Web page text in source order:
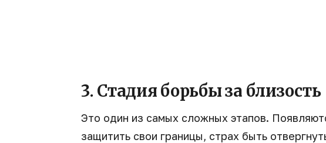
3. Стадия борьбы за близость
Это один из самых сложных этапов.
защитить свои границы, страх быть